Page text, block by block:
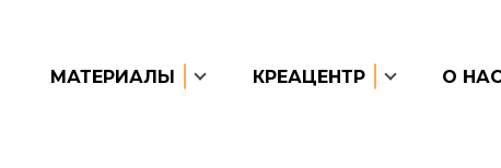
МАТЕРИАЛЫ КРЕАЦЕНТР О